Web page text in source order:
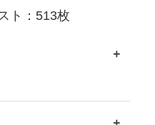
ト：513枚